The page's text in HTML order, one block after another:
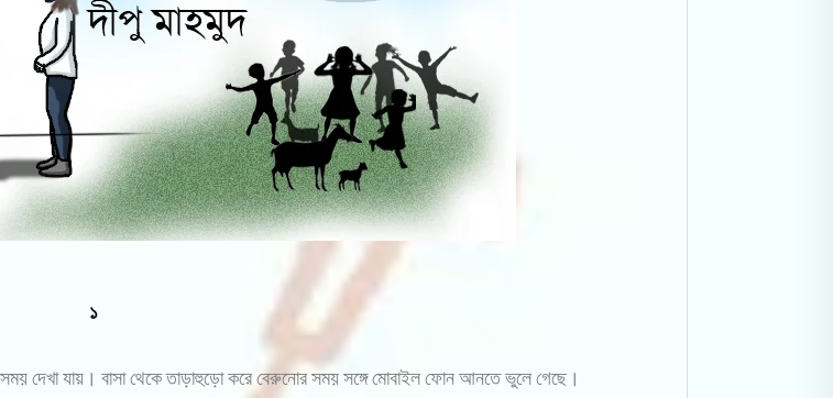
১
দেখা যায়। বাসা থেকে তাড়াহুড়ো করে বেরুনোর সময় সঙ্গে মোবাইল ফোন আনতে ভুলে গেছে।